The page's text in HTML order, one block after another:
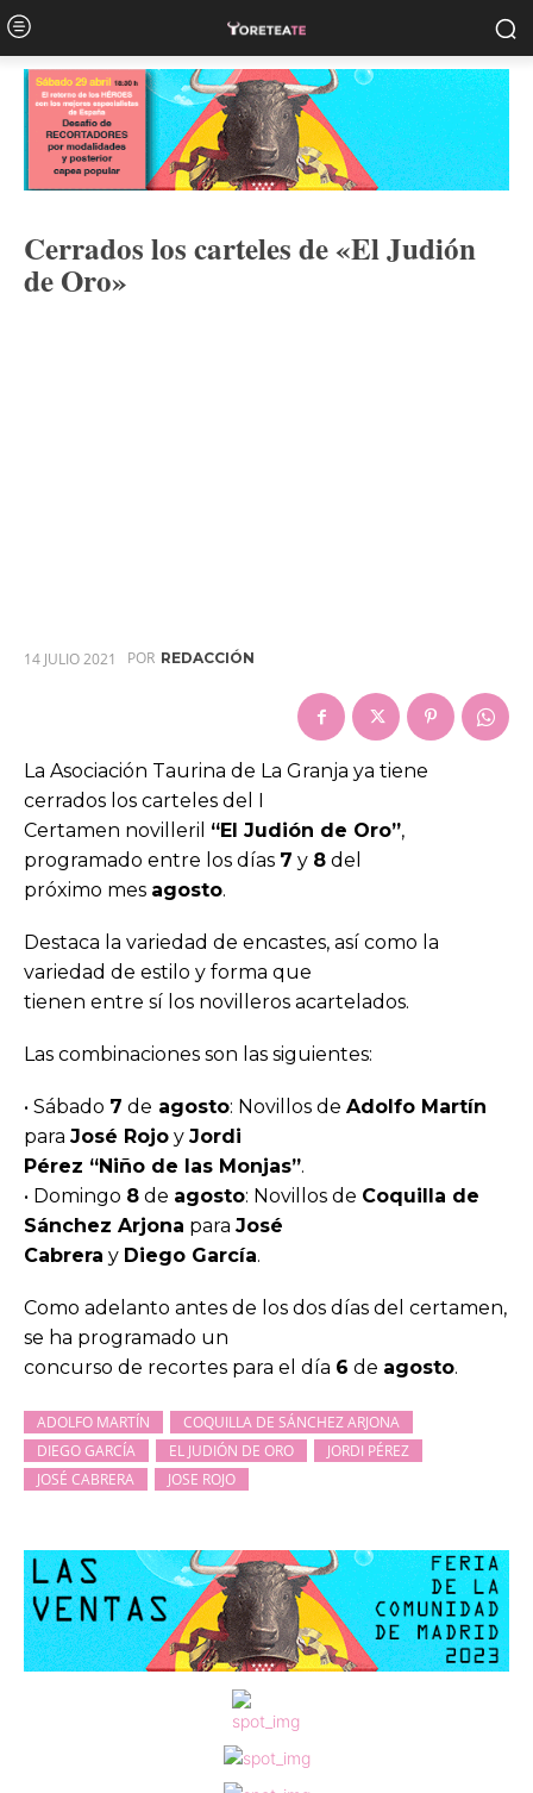
Cerrados los carteles de «El Judión
de Oro»
14 JULIO 2021 POR REDACCIÓN
La Asociación Taurina de La Granja ya tiene
cerrados los carteles del I
Certamen novilleril “El Judión de Oro”,
programado entre los días 7 y 8 del
próximo mes agosto.
Destaca la variedad de encastes, así como la
variedad de estilo y forma que
tienen entre sí los novilleros acartelados.
Las combinaciones son las siguientes:
• Sábado 7 de agosto: Novillos de Adolfo Martín
para José Rojo y Jordi
Pérez “Niño de las Monjas”.
• Domingo 8 de agosto: Novillos de Coquilla de
Sánchez Arjona para José
Cabrera y Diego García.
Como adelanto antes de los dos días del certamen,
se ha programado un
concurso de recortes para el día 6 de agosto.
ADOLFO MARTÍN
COQUILLA DE SÁNCHEZ ARJONA
DIEGO GARCÍA
EL JUDIÓN DE ORO
JORDI PÉREZ
JOSÉ CABRERA
JOSE ROJO